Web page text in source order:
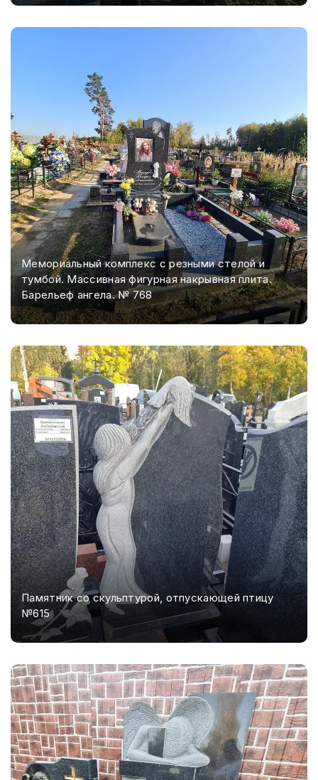
Мемориальный комплекс с резными стелой и
тумбой. Массивная фигурная накрывная плита.
Барельеф ангела. № 768
Памятник со скульптурой, отпускающей птицу
№615